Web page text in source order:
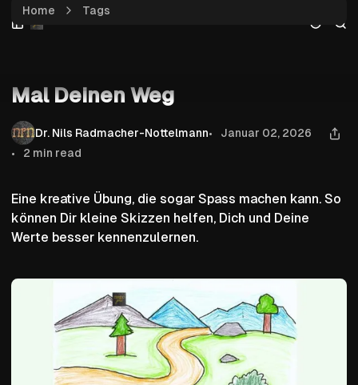
Skip
to
Skip
to
Skip
to
Mal Deinen Weg
Home Tags
Mal Deinen Weg
Dr. Nils Radmacher-Nottelmann
Januar 02, 2026
2 min read
Eine kreative Übung, die sogar Spass machen kann. So
können Dir kleine Skizzen helfen, Dich und Deine
Werte besser kennenzulernen.